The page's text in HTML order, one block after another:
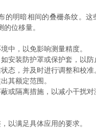
明暗相间的叠栅条纹。这
位移量。
，以免影响测量精度。
装防护罩或保护套，以防
，并及时进行调整和校准
其额定范围。
隔离措施，以减小干扰对
满足具体应用的要求。